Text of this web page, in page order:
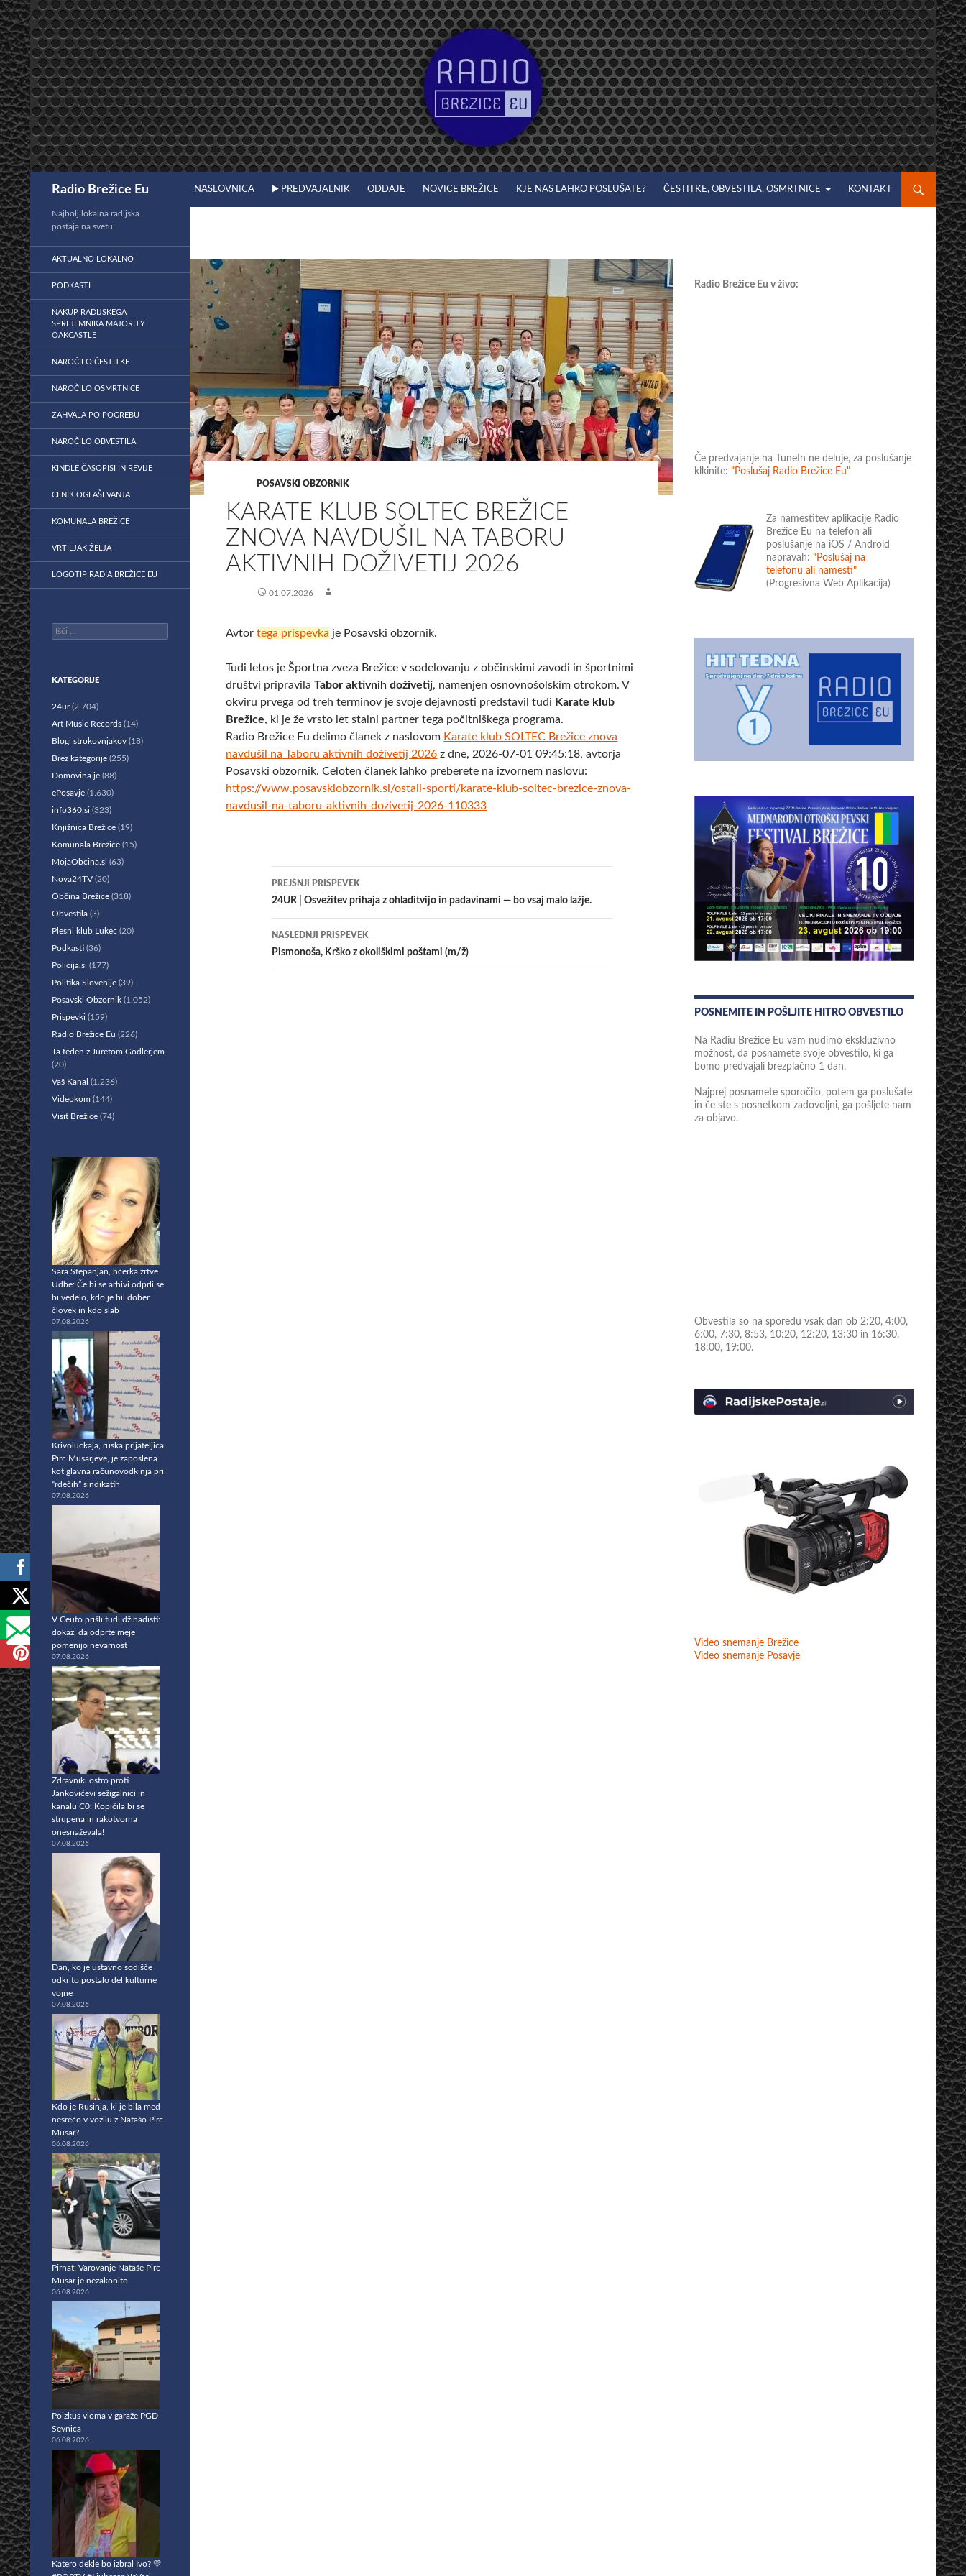
Preskoči
na
vsebino
Radio Brežice Eu NASLOVNICA ▶️ PREDVAJALNIK ODDAJE NOVICE BREŽICE KJE NAS LAHKO POSLUŠATE? ČESTITKE, OBVESTILA, OSMRTNICE KONTAKT
POSAVSKI OBZORNIK
KARATE KLUB SOLTEC BREŽICE
ZNOVA NAVDUŠIL NA TABORU
AKTIVNIH DOŽIVETIJ 2026
01.07.2026
Avtortega prispevka je Posavski obzornik.
Tudi letos je Športna zveza Brežice v sodelovanju z občinskimi zavodi in športnimi
društvi pripravilaTabor aktivnih doživetij, namenjen osnovnošolskim otrokom. V
okviru prvega od treh terminov je svoje dejavnosti predstavil tudi Karate klub
Brežice, ki je že vrsto let stalni partner tega počitniškega programa.
Radio Brežice Eu delimo članek z naslovom Karate klub SOLTEC Brežice znova
navdušil na Taboru aktivnih doživetij 2026 z dne, 2026-07-01 09:45:18, avtorja
Posavski obzornik. Celoten članek lahko preberete na izvornem naslovu:
https://www.posavskiobzornik.si/ostali-sporti/karate-klub-soltec-brezice-znova-
navdusil-na-taboru-aktivnih-dozivetij-2026-110333
Krmarjenje
po
prispevkih
PREJŠNJI PRISPEVEK
24UR | Osvežitev prihaja z ohladitvijo in padavinami — bo vsaj malo lažje.
NASLEDNJI PRISPEVEK
Pismonoša, Krško z okoliškimi poštami (m/ž)
Radio Brežice Eu v živo:
Če predvajanje na TuneIn ne deluje, za poslušanje
klkinite: "Poslušaj Radio Brežice Eu"
Za namestitev aplikacije Radio
Brežice Eu na telefon ali
poslušanje na iOS / Android
napravah: "Poslušaj na
telefonu ali namesti"
(Progresivna Web Aplikacija)
POSNEMITE IN POŠLJITE HITRO OBVESTILO
Na Radiu Brežice Eu vam nudimo ekskluzivno
možnost, da posnamete svoje obvestilo, ki ga
bomo predvajali brezplačno 1 dan.
Najprej posnamete sporočilo, potem ga poslušate
in če ste s posnetkom zadovoljni, ga pošljete nam
za objavo.
Obvestila so na sporedu vsak dan ob 2:20, 4:00,
6:00, 7:30, 8:53, 10:20, 12:20, 13:30 in 16:30,
18:00, 19:00.
Video snemanje Brežice
Video snemanje Posavje
Najbolj lokalna radijska
postaja na svetu!
AKTUALNO LOKALNO
PODKASTI
NAKUP RADIJSKEGA
SPREJEMNIKA MAJORITY
OAKCASTLE
NAROČILO ČESTITKE
NAROČILO OSMRTNICE
ZAHVALA PO POGREBU
NAROČILO OBVESTILA
KINDLE ČASOPISI IN REVIJE
CENIK OGLAŠEVANJA
KOMUNALA BREŽICE
VRTILJAK ŽELJA
LOGOTIP RADIA BREŽICE EU
Išči:
KATEGORIJE
24ur(2.704)
Art Music Records (14)
Blogi strokovnjakov (18)
Brez kategorije (255)
Domovina.je (88)
ePosavje (1.630)
info360.si (323)
Knjižnica Brežice (19)
Komunala Brežice (15)
MojaObcina.si (63)
Nova24TV (20)
Občina Brežice (318)
Obvestila (3)
Plesni klub Lukec (20)
Podkasti (36)
Policija.si (177)
Politika Slovenije (39)
Posavski Obzornik (1.052)
Prispevki (159)
Radio Brežice Eu (226)
Ta teden z Juretom Godlerjem
(20)
Vaš Kanal (1.236)
Videokom (144)
Visit Brežice (74)
Sara Stepanjan, hčerka žrtve
Udbe: Če bi se arhivi odprli,se
bi vedelo, kdo je bil dober
človek in kdo slab
07.08.2026
Krivoluckaja, ruska prijateljica
Pirc Musarjeve, je zaposlena
kot glavna računovodkinja pri
“rdečih” sindikatih
07.08.2026
V Ceuto prišli tudi džihadisti:
dokaz, da odprte meje
pomenijo nevarnost
07.08.2026
Zdravniki ostro proti
Jankovićevi sežigalnici in
kanalu C0: Kopičila bi se
strupena in rakotvorna
onesnaževala!
07.08.2026
Dan, ko je ustavno sodišče
odkrito postalo del kulturne
vojne
07.08.2026
Kdo je Rusinja, ki je bila med
nesrečo v vozilu z Natašo Pirc
Musar?
06.08.2026
Pirnat: Varovanje Nataše Pirc
Musar je nezakonito
06.08.2026
Poizkus vloma v garaže PGD
Sevnica
06.08.2026
Katero dekle bo izbral Ivo? 💛